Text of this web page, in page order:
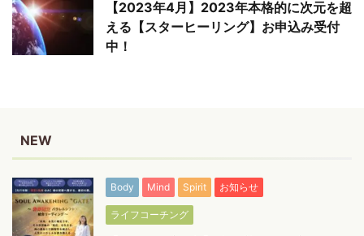
【2023年4月】2023年本格的に次元を超
える【スターヒーリング】お申込み受付
中！
NEW
Body Mind Spirit お知らせ
ライフコーチング